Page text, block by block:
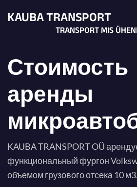
KAUBA TRANSPORT
TRANSPORT MIS
Стоимость
аренды
KAUBA TRANSPORT OÜ
функциональный фургон
объемом грузового отсека 10 м3.